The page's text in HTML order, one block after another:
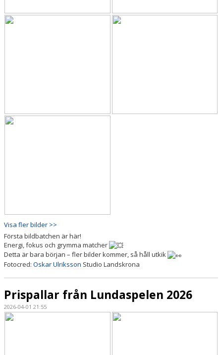
Visa fler bilder >>
Första bildbatchen är här!
Energi, fokus och grymma matcher
Detta är bara början – fler bilder kommer, så håll utkik
Fotocred: Oskar Ulriksson Studio Landskrona
Prispallar från Lundaspelen 2026
2026-04-01 21:55